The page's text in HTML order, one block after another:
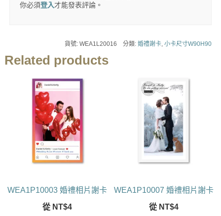
你必須登入才能發表評論。
貨號:WEA1L20016 分類:婚禮謝卡 ,小卡尺寸W90H90
Related products
WEA1P10003 婚禮相片謝卡
從 NT$4
WEA1P10007 婚禮相片謝卡
從 NT$4